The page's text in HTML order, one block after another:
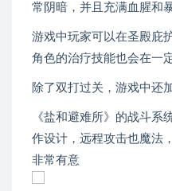
常阴暗，并且充满血腥和
游戏中玩家可以在圣殿庇
角色的治疗技能也会在一
除了双打过关，游戏中还
《盐和避难所》的战斗
作设计，远程攻击也魔法
非常有意